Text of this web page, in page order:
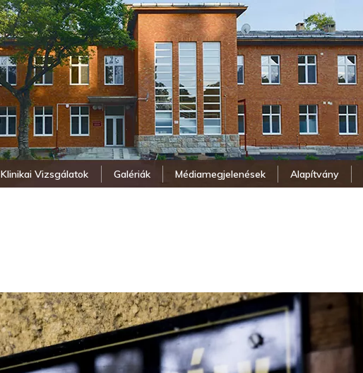
Klinikai Vizsgálatok Galériák Médiamegjelenések Alapítvány